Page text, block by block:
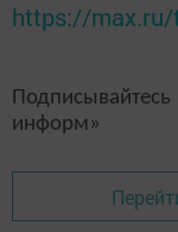
https://
информ»